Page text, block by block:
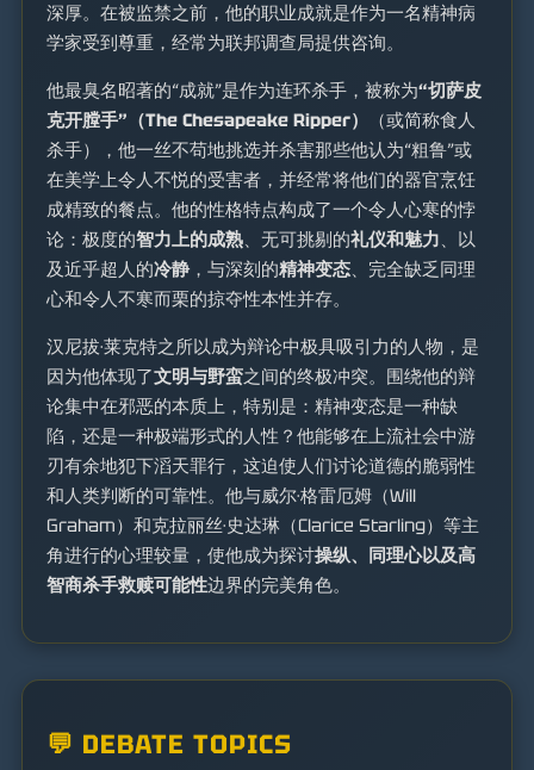
深厚。在被监禁之前，他的职业成就是作为一名精神病
学家受到尊重，经常为联邦调查局提供咨询。
他最臭名昭著的“成就”是作为连环杀手，被称为“切萨皮
克开膛手”（The Chesapeake Ripper）
（或简称食人
杀手），他一丝不苟地挑选并杀害那些他认为“粗鲁”或
在美学上令人不悦的受害者，并经常将他们的器官烹饪
成精致的餐点。他的性格特点构成了一个令人心寒的悖
论：极度的智力上的成熟、无可挑剔的礼仪和魅力、以
及近乎超人的冷静，与深刻的精神变态、完全缺乏同理
心和令人不寒而栗的掠夺性本性并存。
汉尼拔·莱克特之所以成为辩论中极具吸引力的人物，是
因为他体现了文明与野蛮之间的终极冲突。围绕他的辩
论集中在邪恶的本质上，特别是：精神变态是一种缺
陷，还是一种极端形式的人性？他能够在上流社会中游
刃有余地犯下滔天罪行，这迫使人们讨论道德的脆弱性
和人类判断的可靠性。他与威尔·格雷厄姆（Will
Graham）和克拉丽丝·史达琳（Clarice Starling）等主
角进行的心理较量，使他成为探讨操纵、同理心以及高
智商杀手救赎可能性边界的完美角色。
💬 DEBATE TOPICS